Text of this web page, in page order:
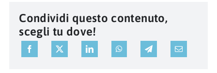
Condividi questo contenuto,
scegli tu dove!